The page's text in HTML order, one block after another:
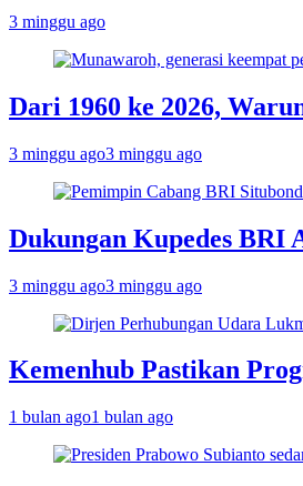
3 minggu ago
Dari 1960 ke 2026,
3 minggu ago3 minggu ago
Dukungan Kupedes BRI
3 minggu ago3 minggu ago
Kemenhub Pastikan
1 bulan ago1 bulan ago